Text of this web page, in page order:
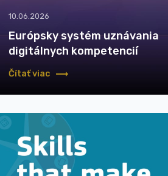
10.06.2026
Európsky systém uznávania
digitálnych kompetencií
Čítať viac